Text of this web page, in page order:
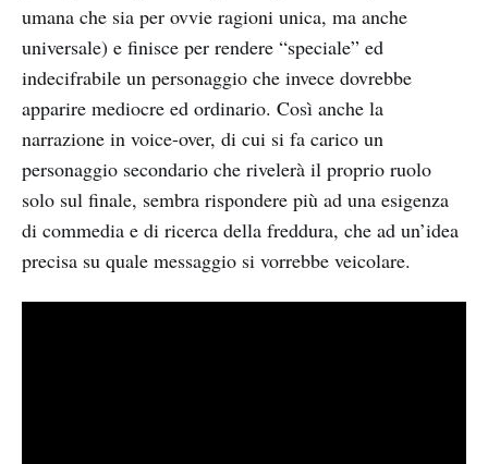
umana che sia per ovvie ragioni unica, ma anche
universale) e finisce per rendere “speciale” ed
indecifrabile un personaggio che invece dovrebbe
apparire mediocre ed ordinario. Così anche la
narrazione in voice-over, di cui si fa carico un
personaggio secondario che rivelerà il proprio ruolo
solo sul finale, sembra rispondere più ad una esigenza
di commedia e di ricerca della freddura, che ad un’idea
precisa su quale messaggio si vorrebbe veicolare.